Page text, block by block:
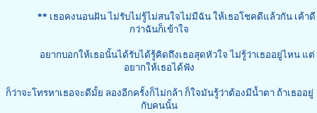
** เธอคงนอนฝัน ไม่รับไม่รู้ไม่สนใจไม่มีฉัน ให้เธอโชคดีแล้วกัน เค้าดี
กว่าฉันก็เข้าใจ
อยากบอกให้เธอนั้นได้รับได้รู้คิดถึงเธอสุดหัวใจ ไม่รู้ว่าเธออยู่ไหน แต่
อยากให้เธอได้ฟัง
ก็ว่าจะโทรหาเธอจะดีมั้ย ลองอีกครั้งก็ไม่กล้า ก็ใจมันรู้ว่าต้องมีน้ำตา ถ้าเธออยู่
กับคนนั้น